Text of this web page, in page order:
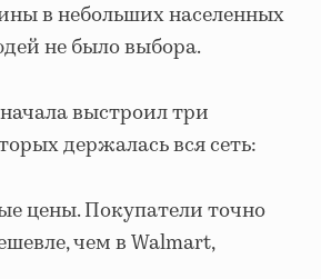
в небольших населенных
не было выбора.
выстроил три
держалась вся сеть:
цены. Покупатели точно
чем в Walmart,